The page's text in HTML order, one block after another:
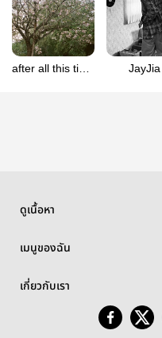
after all this time
JayJia
ดูเนื้อหา
เมนูของฉัน
เกี่ยวกับเรา